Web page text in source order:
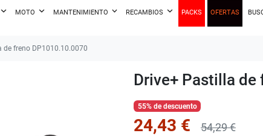
MOTO MANTENIMIENTO RECAMBIOS PACKS OFERTAS
de freno DP1010.10.0070
Drive+ Pastilla
55% de descuento
24,43 € 54,29 €